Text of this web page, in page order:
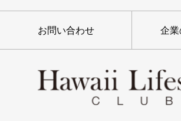
お問い合わせ 企